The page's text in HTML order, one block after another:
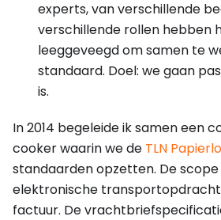
experts, van verschillende
verschillende rollen hebben
leeggeveegd om samen te
standaard. Doel: we gaan
is.
In 2014 begeleide ik samen een
cooker waarin we de TLN
standaarden opzetten. De
elektronische
factuur. De